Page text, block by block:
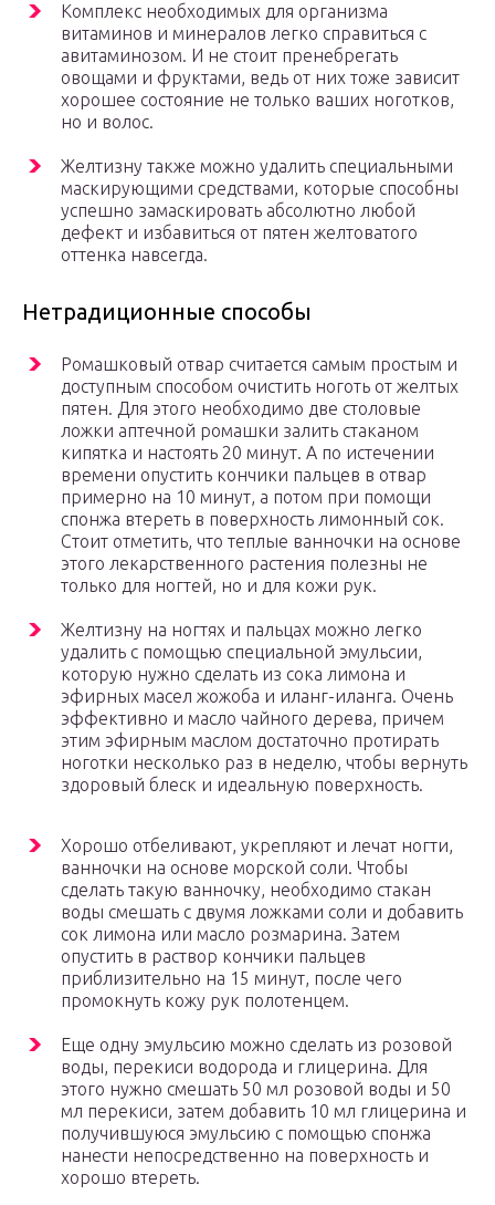
Комплекс необходимых для организма
витаминов и минералов легко справиться с
авитаминозом. И не стоит пренебрегать
овощами и фруктами, ведь от них тоже зависит
хорошее состояние не только ваших ноготков,
но и волос.
Желтизну также можно удалить специальными
маскирующими средствами, которые способны
успешно замаскировать абсолютно любой
дефект и избавиться от пятен желтоватого
оттенка навсегда.
Нетрадиционные способы
Ромашковый отвар считается самым простым и
доступным способом очистить ноготь от желтых
пятен. Для этого необходимо две столовые
ложки аптечной ромашки залить стаканом
кипятка и настоять 20 минут. А по истечении
времени опустить кончики пальцев в отвар
примерно на 10 минут, а потом при помощи
спонжа втереть в поверхность лимонный сок.
Стоит отметить, что теплые ванночки на основе
этого лекарственного растения полезны не
только для ногтей, но и для кожи рук.
Желтизну на ногтях и пальцах можно легко
удалить с помощью специальной эмульсии,
которую нужно сделать из сока лимона и
эфирных масел жожоба и иланг-иланга. Очень
эффективно и масло чайного дерева, причем
этим эфирным маслом достаточно протирать
ноготки несколько раз в неделю, чтобы вернуть
здоровый блеск и идеальную поверхность.
Хорошо отбеливают, укрепляют и лечат ногти,
ванночки на основе морской соли. Чтобы
сделать такую ванночку, необходимо стакан
воды смешать с двумя ложками соли и добавить
сок лимона или масло розмарина. Затем
опустить в раствор кончики пальцев
приблизительно на 15 минут, после чего
промокнуть кожу рук полотенцем.
Еще одну эмульсию можно сделать из розовой
воды, перекиси водорода и глицерина. Для
этого нужно смешать 50 мл розовой воды и 50
мл перекиси, затем добавить 10 мл глицерина и
получившуюся эмульсию с помощью спонжа
нанести непосредственно на поверхность и
хорошо втереть.